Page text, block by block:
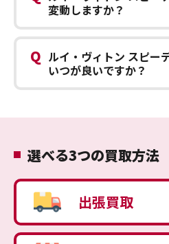
変動しますか？
Q ルイ・ヴィトン スピー
いつが良いですか？
選べる3つの買取方法
出張買取